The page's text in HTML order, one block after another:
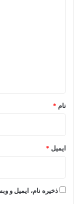
نام *
ایمیل *
ذخیره نام، ایمیل و